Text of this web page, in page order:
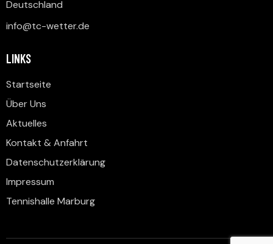
Deutschland
info@tc-wetter.de
LINKS
Startseite
Über Uns
Aktuelles
Kontakt & Anfahrt
Datenschutzerklärung
Impressum
Tennishalle Marburg